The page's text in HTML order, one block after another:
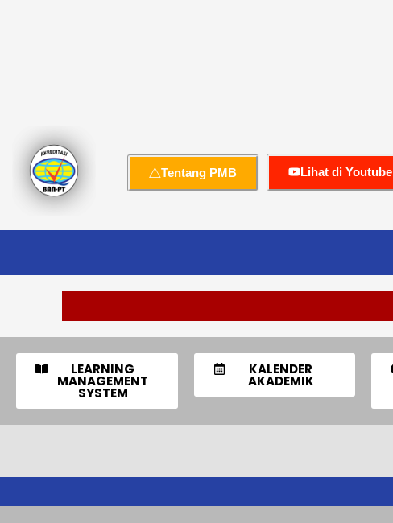
Tentang PMB Lihat di Youtube
LEARNING
MANAGEMENT
SYSTEM
KALENDER
AKADEMIK